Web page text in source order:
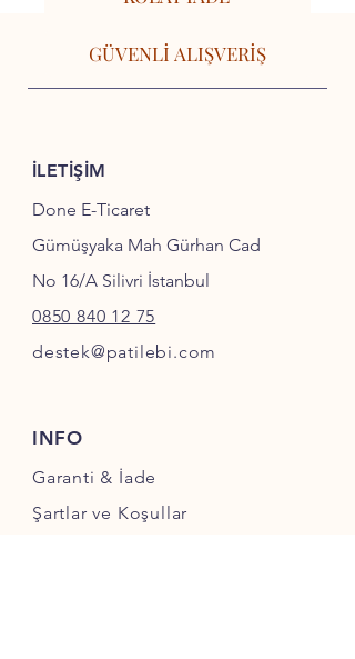
GÜVENLİ ALIŞVERİŞ
İLETİŞİM
Done E-Ticaret
Gümüşyaka Mah Gürhan Cad
No 16/A Silivri İstanbul
0850 840 12 75
destek@patilebi.com
INFO
Garanti & İade
Şartlar ve Koşullar